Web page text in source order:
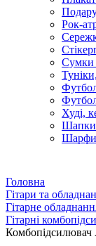
Рок-
Сумки
Худі,
Шапки
Шарфи
Головна
Гітари та
Гітарне
Гітарні